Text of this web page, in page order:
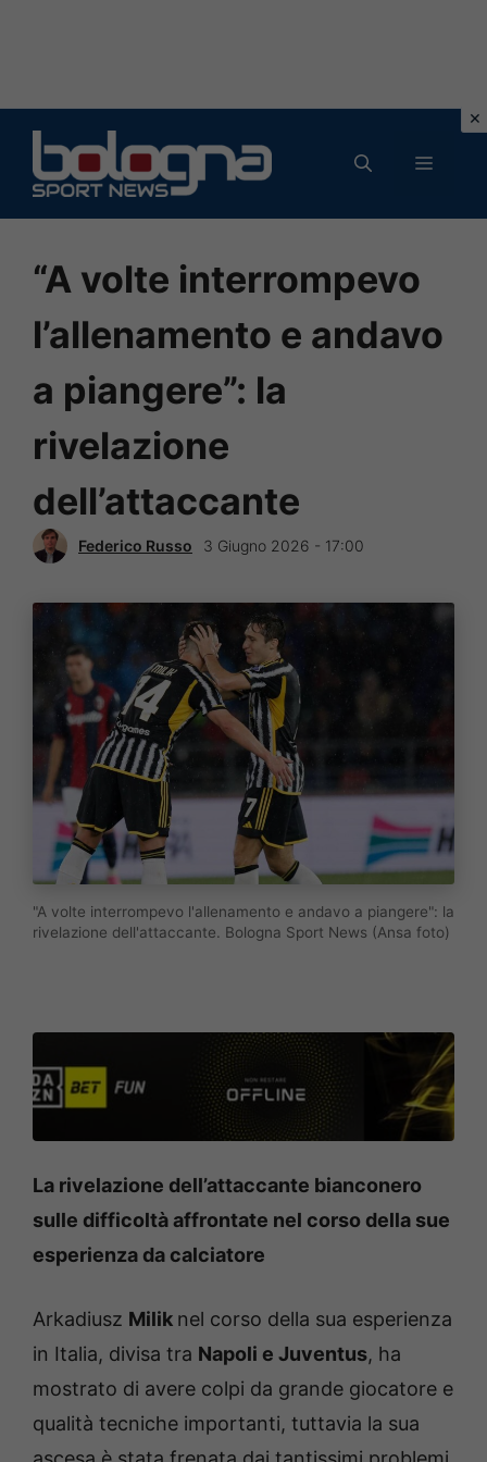
contenuto
MENU
“A volte interrompevo
l’allenamento e andavo
a piangere”: la
rivelazione
dell’attaccante
Federico Russo 3 Giugno 2026 - 17:00
"A volte interrompevo l'allenamento e andavo a piangere": la
rivelazione dell'attaccante. Bologna Sport News (Ansa foto)
La rivelazione dell’attaccante bianconero
sulle difficoltà affrontate nel corso della sue
esperienza da calciatore
Arkadiusz Milik nel corso della sua esperienza
in Italia, divisa tra Napoli e Juventus, ha
mostrato di avere colpi da grande giocatore e
qualità tecniche importanti, tuttavia la sua